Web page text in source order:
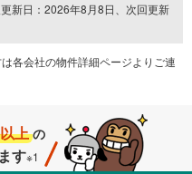
新日：2026年8月8日、次回更新
各会社の物件詳細ページよりご連
上の
す※1